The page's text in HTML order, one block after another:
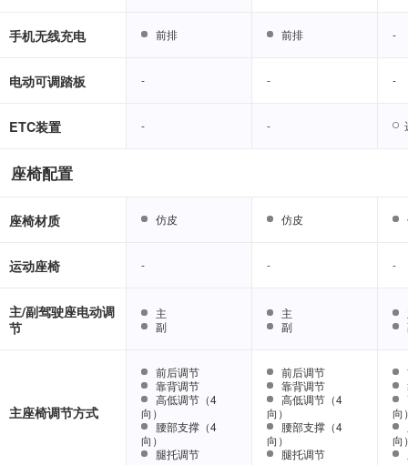
手机无线充电 前排 前排 -
电动可调踏板 - - -
ETC装置 - -
座椅配置
座椅材质 仿皮 仿皮
运动座椅 - - -
主/副驾驶座电动调
节
主
副
主
副
主座椅调节方式
前后调节
靠背调节
高低调节（4
向）
腰部支撑（4
向）
腿托调节
前后调节
靠背调节
高低调节（4
向）
腰部支撑（4
向）
腿托调节
向
向
前排 前排 -
- - -
- -
仿皮 仿皮
- - -
主
副
主
副
前后调节
靠背调节
高低调节（4
向）
腰部支撑（4
向）
腿托调节
前后调节
靠背调节
高低调节（4
向）
腰部支撑（4
向）
腿托调节
向
向